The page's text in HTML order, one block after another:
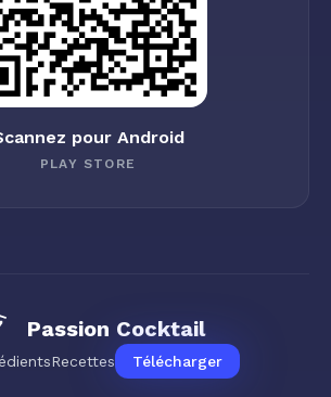
pour Android
PLAY STORE
Passion Cocktail
Recettes Télécharger